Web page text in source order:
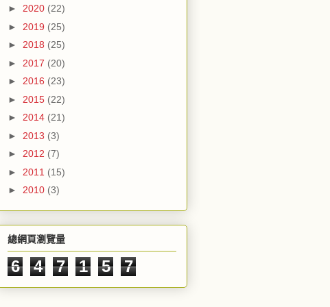
► 2020 (22)
► 2019 (25)
► 2018 (25)
► 2017 (20)
► 2016 (23)
► 2015 (22)
► 2014 (21)
► 2013 (3)
► 2012 (7)
► 2011 (15)
► 2010 (3)
總網頁瀏覽量
6 4 7 1 5 7